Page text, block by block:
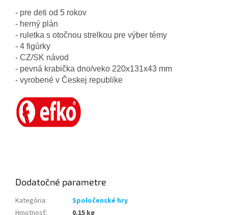
- pre deti od 5 rokov
- herný plán
- ruletka s otočnou strelkou pre výber témy
- 4 figúrky
- CZ/SK návod
- pevná krabička dno/veko 220x131x43 mm
- vyrobené v Českej republike
Dodatočné parametre
Kategória:
Spoločenské hry
Hmotnosť:
0.15 kg